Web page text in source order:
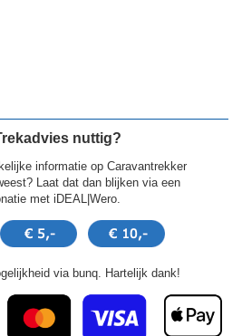
nuttig?
informatie op Caravantrekker
Laat dat dan blijken via een
met iDEAL|Wero.
via bunq. Hartelijk dank!